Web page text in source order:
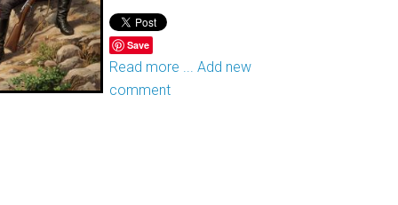
Save
Read more ... Add new
comment